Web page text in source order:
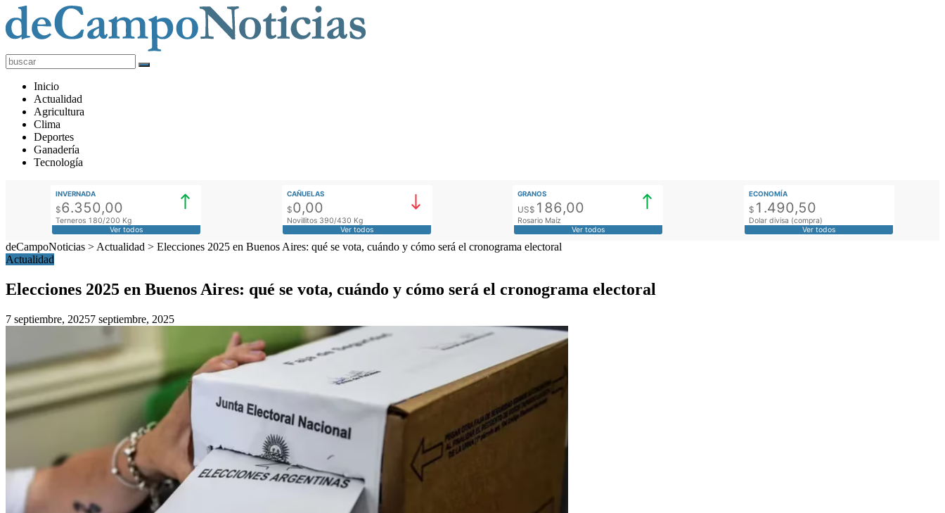
deCampoNoticias
Actualidad
Agropecuaria
Inicio
Actualidad
Agricultura
Clima
Deportes
Ganadería
Tecnología
INVERNADA
$6.350,00
Terneros 180/200 Kg
Ver todos
CAÑUELAS
$0,00
Novillitos 390/430 Kg
Ver todos
GRANOS
US$ 186,00
Rosario Maíz
Ver todos
ECONOMÍA
$ 1.490,50
Dolar divisa (compra)
Ver todos
deCampoNoticias > Actualidad > Elecciones 2025 en Buenos Aires: qué se vota, cuándo y cómo será el cronograma electoral
Actualidad
Elecciones 2025 en Buenos Aires: qué se vota, cuándo y cómo será el cronograma electoral
7 septiembre, 20257 septiembre, 2025